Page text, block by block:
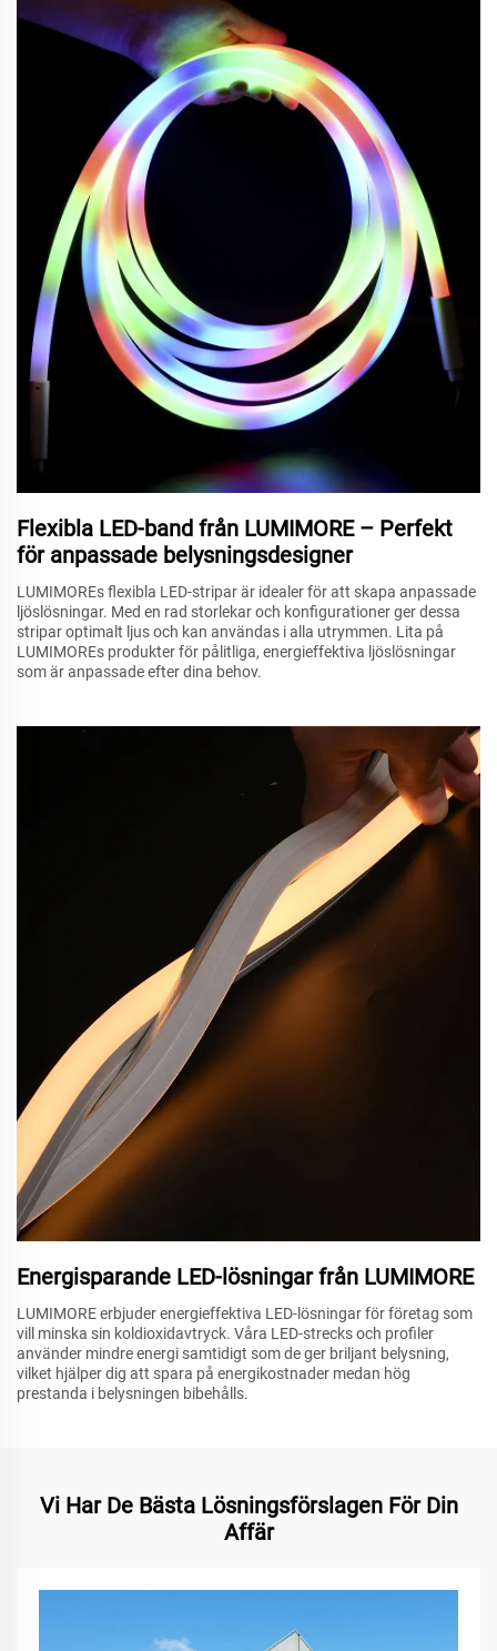
Flexibla LED-band från LUMIMORE – Perfekt
för anpassade belysningsdesigner
LUMIMOREs flexibla LED-stripar är idealer för att skapa anpassade
ljöslösningar. Med en rad storlekar och konfigurationer ger dessa
stripar optimalt ljus och kan användas i alla utrymmen. Lita på
LUMIMOREs produkter för pålitliga, energieffektiva ljöslösningar
som är anpassade efter dina behov.
Energisparande LED-lösningar från LUMIMORE
LUMIMORE erbjuder energieffektiva LED-lösningar för företag som
vill minska sin koldioxidavtryck. Våra LED-strecks och profiler
använder mindre energi samtidigt som de ger briljant belysning,
vilket hjälper dig att spara på energikostnader medan hög
prestanda i belysningen bibehålls.
Vi Har De Bästa Lösningsförslagen För Din
Affär